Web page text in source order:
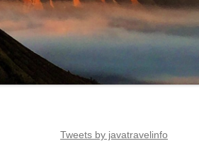
Tweets by javatravelinfo